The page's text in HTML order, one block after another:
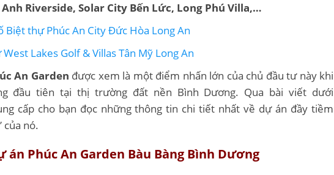
Riverside, Solar City Bến Lức, Long Phú Villa,…
Biệt thự Phúc An City Đức Hòa Long An
Lakes Golf & Villas Tân Mỹ Long An
An Garden được xem là một điểm nhấn lớn của chủ đầu tư này khi
đầu tiên tại thị trường đất nền Bình Dương. Qua bài viết dưới
cấp cho bạn đọc những thông tin chi tiết nhất về dự án đầy tiềm
của nó.
án Phúc An Garden Bàu Bàng Bình Dương